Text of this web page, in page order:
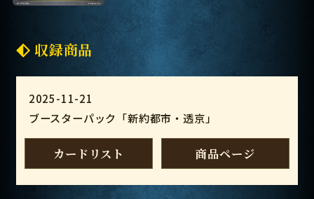
収録商品
2025-11-21
ブースターパック「新約都市・透京」
カードリスト 商品ページ